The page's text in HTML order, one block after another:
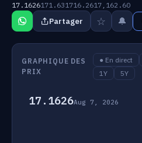
17.1626171.631716.2617,162.60
Partager ☆ 🔔
GRAPHIQUE DES
PRIX
● En direct
1Y
5Y
17.1626Aug 7, 2026